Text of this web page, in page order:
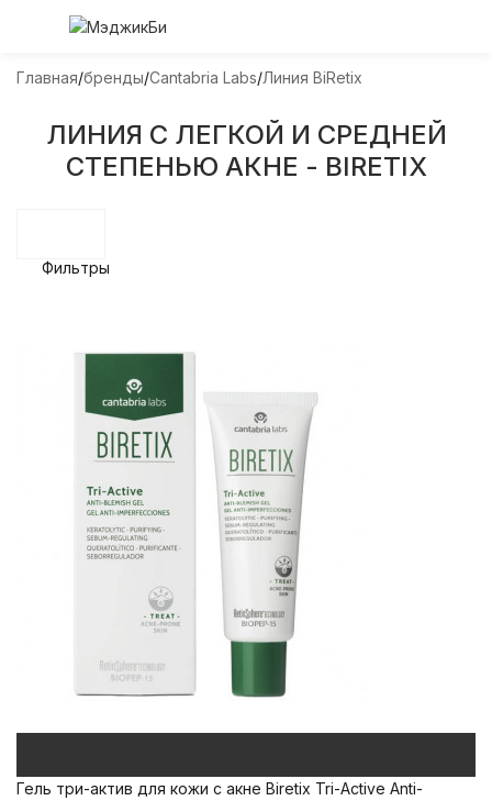
Главная бренды Cantabria Labs Линия BiRetix
ЛИНИЯ С ЛЕГКОЙ И СРЕДНЕЙ
СТЕПЕНЬЮ АКНЕ - BIRETIX
Фильтры
Гель три-актив для кожи с акне Biretix Tri-Active Anti-